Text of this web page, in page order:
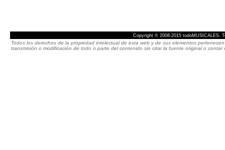
Copyright © 2008-2015 todoMUSICALES.
Todos los derechos de la propiedad intelectual de esta web y de sus elementos
transmisión o modificación de todo o parte del contenido sin citar la fuente original o